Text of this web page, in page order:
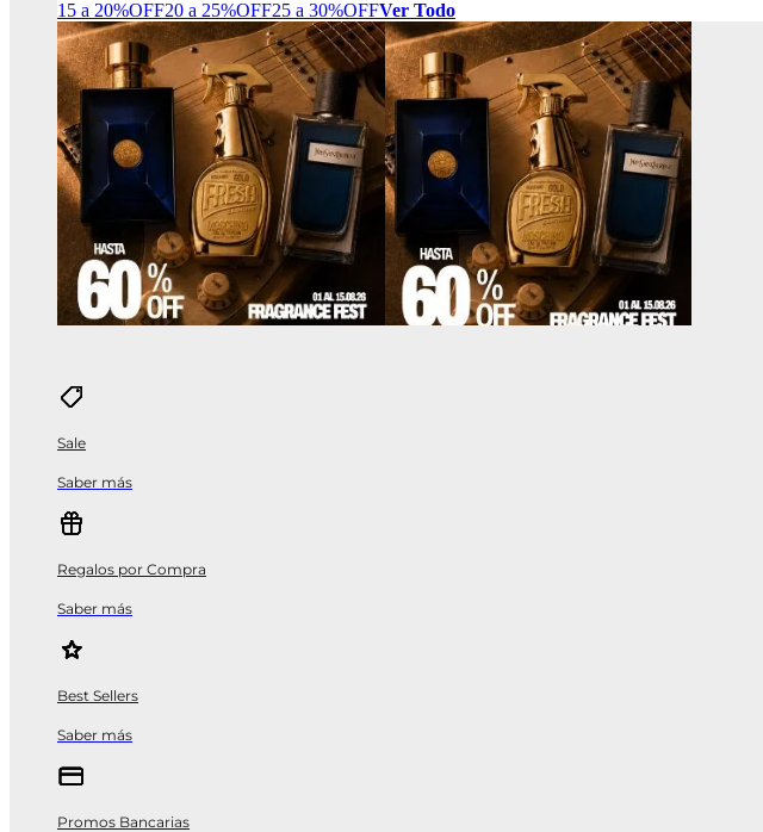
15 a 20%OFF20 a 25%OFF25 a 30%OFFVer Todo
Sale
Saber más
Regalos por Compra
Saber más
Best Sellers
Saber más
Promos Bancarias